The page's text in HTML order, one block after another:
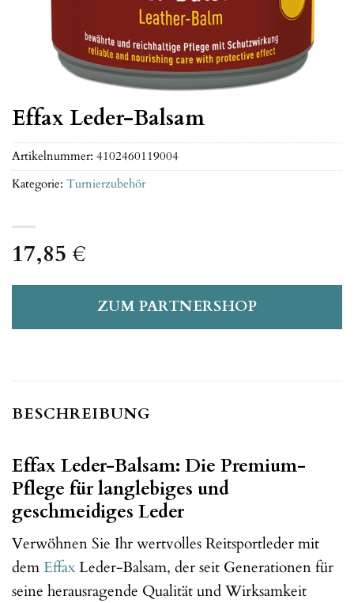
Effax Leder-Balsam
17,85 €
ZUM PARTNERSHOP
Artikelnummer: 4102460119004
Kategorie: Turnierzubehör
BESCHREIBUNG
Effax Leder-Balsam: Die Premium-
Pflege für langlebiges und
geschmeidiges Leder
Verwöhnen Sie Ihr wertvolles Reitsportleder mit
demEffaxLeder-Balsam, der seit Generationen für
seine herausragende Qualität und Wirksamkeit